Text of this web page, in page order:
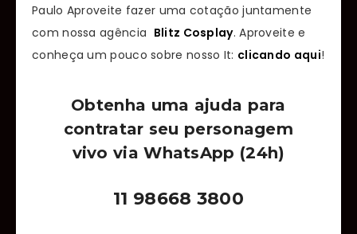
Paulo Aproveite fazer uma cotação juntamente
com nossa agência Blitz Cosplay. Aproveite e
conheça um pouco sobre nosso It: clicando aqui!
Obtenha uma ajuda para
contratar seu personagem
vivo via WhatsApp (24h)
11 98668 3800